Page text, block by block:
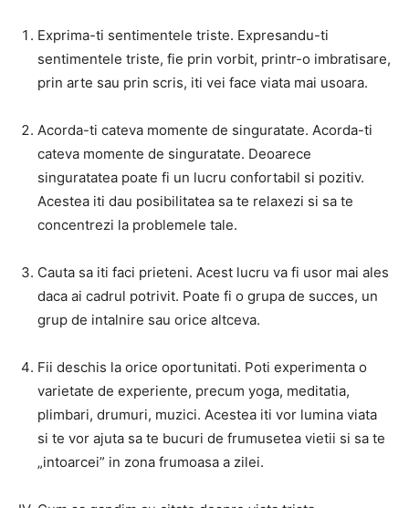
Exprima-ti sentimentele triste. Expresandu-ti
sentimentele triste, fie prin vorbit, printr-o imbratisare,
prin arte sau prin scris, iti vei face viata mai usoara.
Acorda-ti cateva momente de singuratate. Acorda-ti
cateva momente de singuratate. Deoarece
singuratatea poate fi un lucru confortabil si pozitiv.
Acestea iti dau posibilitatea sa te relaxezi si sa te
concentrezi la problemele tale.
Cauta sa iti faci prieteni. Acest lucru va fi usor mai ales
daca ai cadrul potrivit. Poate fi o grupa de succes, un
grup de intalnire sau orice altceva.
Fii deschis la orice oportunitati. Poti experimenta o
varietate de experiente, precum yoga, meditatia,
plimbari, drumuri, muzici. Acestea iti vor lumina viata
si te vor ajuta sa te bucuri de frumusetea vietii si sa te
„intoarcei” in zona frumoasa a zilei.